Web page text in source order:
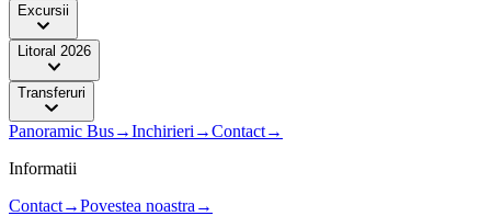
Excursii
Litoral 2026
Transferuri
Panoramic Bus→Inchirieri →Contact→
Informatii
Contact→Povestea noastra →